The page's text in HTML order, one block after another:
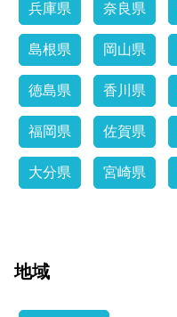
兵庫県 奈良県
島根県 岡山県
徳島県 香川県
福岡県 佐賀県
大分県 宮崎県
地域